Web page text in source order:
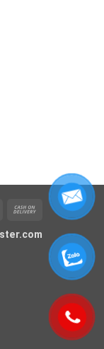
MasterCardCash
Delivery